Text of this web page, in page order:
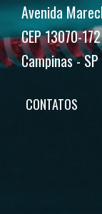
Avenida
CEP 13070-172
Campinas - SP
CONTATOS